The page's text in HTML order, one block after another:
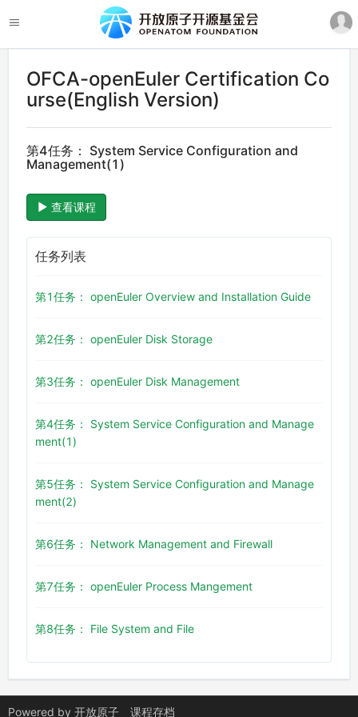
OFCA-openEuler Certification Co
urse(English Version)
第4任务： System Service Configuration and
Management(1)
查看课程
任务列表
第1任务： openEuler Overview and Installation Guide
第2任务： openEuler Disk Storage
第3任务： openEuler Disk Management
第4任务： System Service Configuration and Manage
ment(1)
第5任务： System Service Configuration and Manage
ment(2)
第6任务： Network Management and Firewall
第7任务： openEuler Process Mangement
第8任务： File System and File
Powered by 开放原子 课程存档